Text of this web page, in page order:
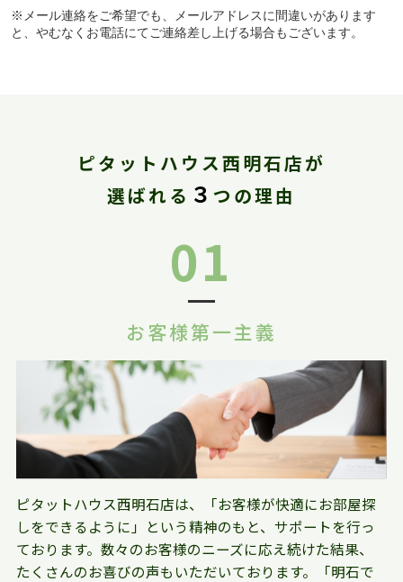
※メール連絡をご希望でも、メールアドレスに間違いがあります
と、やむなくお電話にてご連絡差し上げる場合もございます。
ピタットハウス西明石店が
選ばれる ３ つの理由
01
お客様第一主義
ピタットハウス西明石店は、「お客様が快適にお部屋探
しをできるように」という精神のもと、サポートを行っ
ております。数々のお客様のニーズに応え続けた結果、
たくさんのお喜びの声もいただいております。「明石で